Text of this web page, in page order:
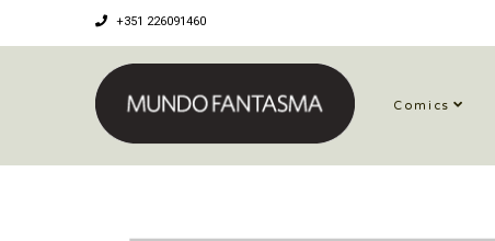
+351 226091460
Comics